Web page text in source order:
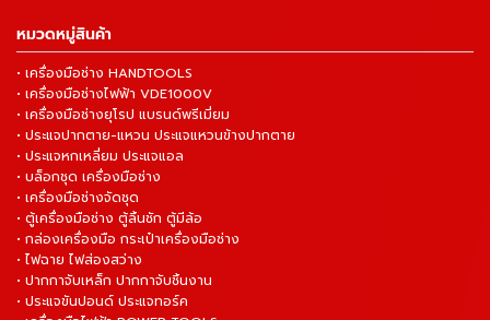
หมวดหมู่สินค้า
• เครื่องมือช่าง HANDTOOLS
• เครื่องมือช่างไฟฟ้า VDE1000V
• เครื่องมือช่างยุโรป แบรนด์พรีเมี่ยม
• ประแจปากตาย-แหวน ประแจแหวนข้างปากตาย
• ประแจหกเหลี่ยม ประแจแอล
• บล็อกชุด เครื่องมือช่าง
• เครื่องมือช่างจัดชุด
• ตู้เครื่องมือช่าง ตู้ลิ้นชัก ตู้มีล้อ
• กล่องเครื่องมือ กระเป๋าเครื่องมือช่าง
• ไฟฉาย ไฟส่องสว่าง
• ปากกาจับเหล็ก ปากกาจับชิ้นงาน
• ประแจขันปอนด์ ประแจทอร์ค